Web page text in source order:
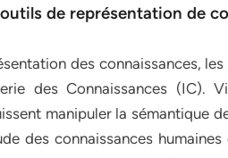
de représentation de
des connaissances, les
des Connaissances (IC).
manipuler la sémantique
des connaissances